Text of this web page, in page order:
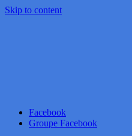
Skip to content
Facebook
Groupe Facebook